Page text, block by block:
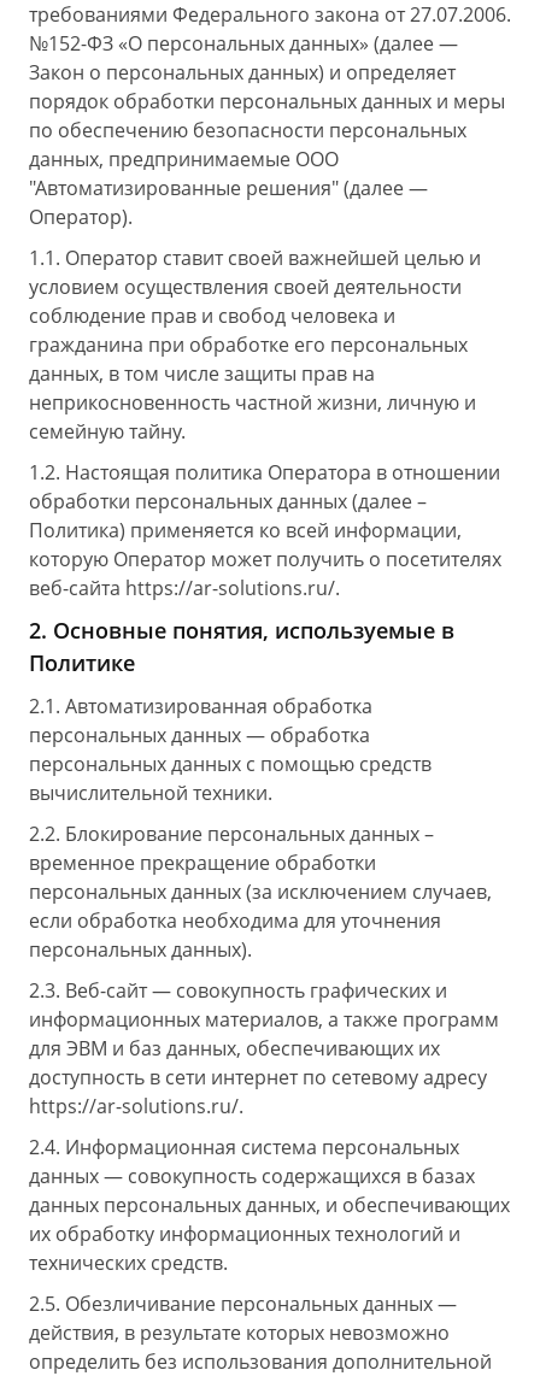
требованиями Федерального закона от 27.07.2006.
№152-ФЗ «О персональных данных» (далее —
Закон о персональных данных) и определяет
порядок обработки персональных данных и меры
по обеспечению безопасности персональных
данных, предпринимаемые ООО
"Автоматизированные решения" (далее —
Оператор).
1.1. Оператор ставит своей важнейшей целью и
условием осуществления своей деятельности
соблюдение прав и свобод человека и
гражданина при обработке его персональных
данных, в том числе защиты прав на
неприкосновенность частной жизни, личную и
семейную тайну.
1.2. Настоящая политика Оператора в отношении
обработки персональных данных (далее –
Политика) применяется ко всей информации,
которую Оператор может получить о посетителях
веб-сайта https://ar-solutions.ru/.
2. Основные понятия, используемые в
Политике
2.1. Автоматизированная обработка
персональных данных — обработка
персональных данных с помощью средств
вычислительной техники.
2.2. Блокирование персональных данных –
временное прекращение обработки
персональных данных (за исключением случаев,
если обработка необходима для уточнения
персональных данных).
2.3. Веб-сайт — совокупность графических и
информационных материалов, а также программ
для ЭВМ и баз данных, обеспечивающих их
доступность в сети интернет по сетевому адресу
https://ar-solutions.ru/.
2.4. Информационная система персональных
данных — совокупность содержащихся в базах
данных персональных данных, и обеспечивающих
их обработку информационных технологий и
технических средств.
2.5. Обезличивание персональных данных —
действия, в результате которых невозможно
определить без использования дополнительной